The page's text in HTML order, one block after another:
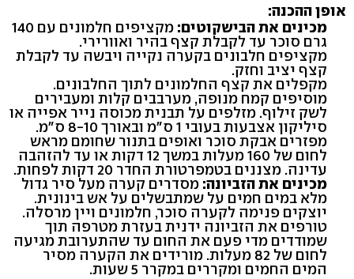
אופן ההכנה:
מכינים את הבישקוטים:
מקציפים חלמונים עם 140
גרם סוכר עד לקבלת קצף בהיר ואוורירי.
מקציפים חלבונים בקערה נקייה ויבשה עד לקבלת
קצף יציב וחזק.
מקפלים את קצף החלמונים לתוך החלבונים.
מוסיפים קמח מנופה, מערבבים קלות ומעבירים
לשק זילוף. מזלפים על תבנית מכוסה נייר אפייה או
סיליקון אצבעות בעובי 1 ס"מ ובאורך 8-10 ס"מ.
מפזרים אבקת סוכר ואופים בתנור שחומם מראש
לחום של 160 מעלות במשך 12 דקות או עד להזהבה
עדינה. מצננים בטמפרטורת החדר 20 דקות לפחות.
מכינים את הזביונה: מסדרים קערה מעל סיר גדול
מלא במים חמים על שמתבשלים על אש בינונית.
יוצקים פנימה לקערה סוכר, חלמונים ויין מרסלה.
טורפים את הזביונה ידנית בעזרת מטרפה תוך
שמודדים מדי פעם את החום עד שהתערובת מגיעה
לחום של 82 מעלות. מורידים את הקערה מסיר
המים החמים ומקררים במקרר 5 שעות.